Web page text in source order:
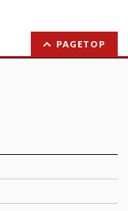
PAGETOP